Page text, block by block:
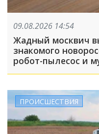
09.08.2026 14:54
Жадный москвич
знакомого
робот-пылесос и
ПРОИСШЕСТВИЯ